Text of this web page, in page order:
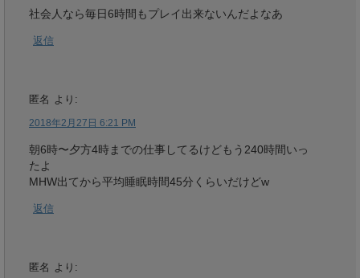
社会人なら毎日6時間もプレイ出来ないんだよなあ
返信
匿名 より:
2018年2月27日 6:21 PM
朝6時〜夕方4時までの仕事してるけどもう240時間いっ
たよ
MHW出てから平均睡眠時間45分くらいだけどw
返信
匿名 より: